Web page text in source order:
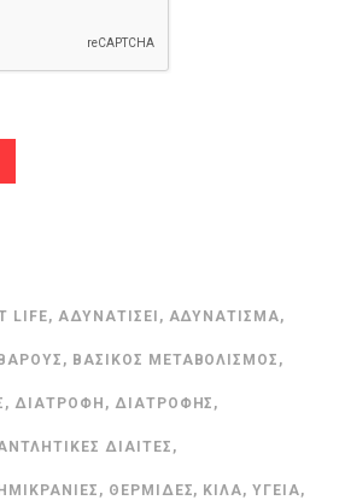
LIFE, ΑΔΥΝΑΤΊΣΕΙ , ΑΔΥΝΆΤΙΣΜΑ,
, ΒΑΣΙΚΌΣ ΜΕΤΑΒΟΛΙΣΜΌΣ ,
, ΔΙΑΤΡΟΦΉ , ΔΙΑΤΡΟΦΉΣ ,
ΔΊΑΙΤΕΣ ,
, ΘΕΡΜΊΔΕΣ, ΚΙΛΆ,ΥΓΕΊΑ,